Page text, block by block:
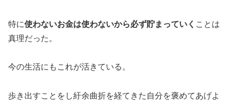
特に使わないお金は使わないから必ず貯まっていく ことは
真理だった。
今の生活にもこれが活きている。
歩き出すことをし紆余曲折を経てきた自分を褒めてあげよ